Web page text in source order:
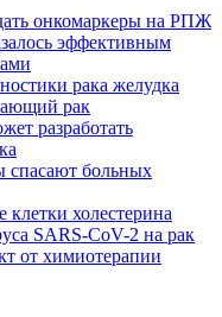
онкомаркеры на РПЖ
эффективным
рака желудка
рак
разработать
спасают больных
холестерина
SARS-CoV-2 на рак
от химиотерапии